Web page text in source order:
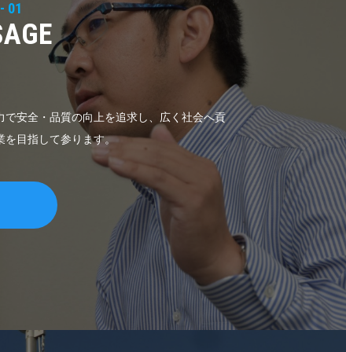
01
で安全・品質の向上を追求し、広く社会へ貢
を目指して参ります。